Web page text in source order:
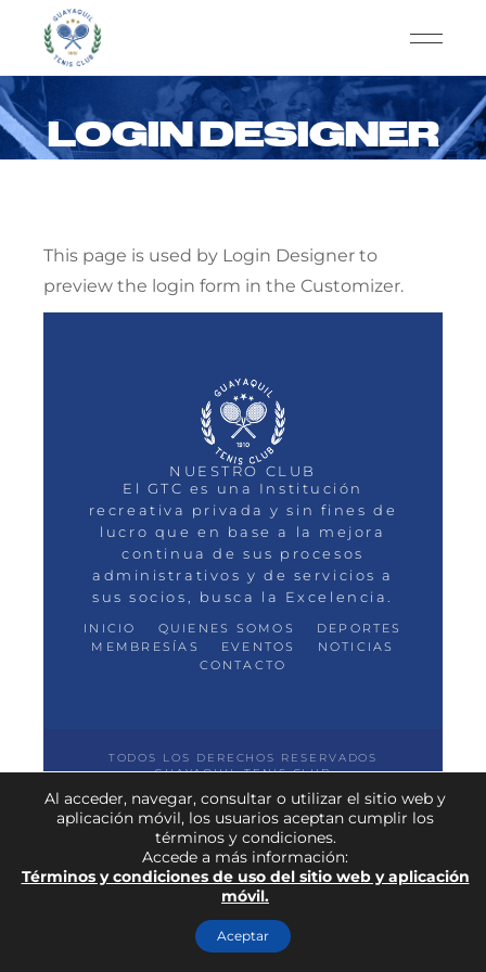
LOGIN DESIGNER
This page is used by Login Designer to
preview the login form in the Customizer.
NUESTRO CLUB
El GTC es una Institución
recreativa privada y sin fines de
lucro que en base a la mejora
continua de sus procesos
administrativos y de servicios a
sus socios, busca la Excelencia.
INICIO QUIENES SOMOS
DEPORTES
MEMBRESÍAS
EVENTOS
NOTICIAS
CONTACTO
TODOS LOS DERECHOS RESERVADOS
GUAYAQUIL TENIS CLUB
Al acceder, navegar, consultar o utilizar el sitio web y
aplicación móvil, los usuarios aceptan cumplir los
términos y condiciones.
Accede a más información:
Términos y condiciones de uso del sitio web y aplicación
móvil.
Aceptar